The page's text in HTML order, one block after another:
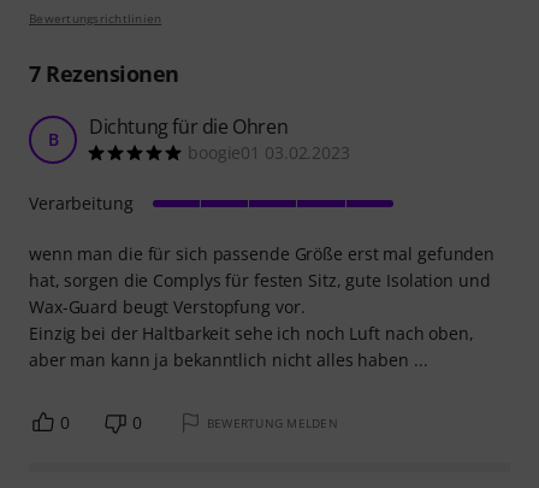
Bewertungsrichtlinien
7Rezensionen
B Dichtung für die Ohren
boogie01 03.02.2023
wenn man die für sich passende Größe erst mal gefunden
hat, sorgen die Complys für festen Sitz, gute Isolation und
Wax-Guard beugt Verstopfung vor.
Einzig bei der Haltbarkeit sehe ich noch Luft nach oben,
aber man kann ja bekanntlich nicht alles haben ...
Verarbeitung
0 0 BEWERTUNG MELDEN